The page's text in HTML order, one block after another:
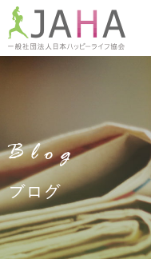
Blog
ブログ